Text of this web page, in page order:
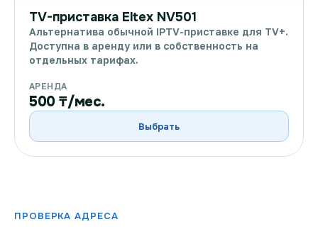
TV-приставка Eltex NV501
Альтернатива обычной IPTV-приставке для TV+.
Доступна в аренду или в собственность на
отдельных тарифах.
АРЕНДА
500 ₸/мес.
Выбрать
ПРОВЕРКА АДРЕСА